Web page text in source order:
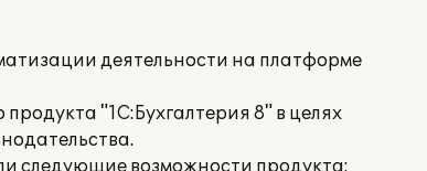
деятельности на платформе
"1С:Бухгалтерия 8" в целях
следующие возможности продукта: